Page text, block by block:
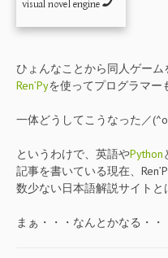
ひょんなことから同人ゲー
Ren’Pyを使ってプログラマー
一体どうしてこうなった／
というわけで、英語やPython
記事を書いている現在、
数少ない日本語解説サイト
まぁ・・・なんとかなる・・